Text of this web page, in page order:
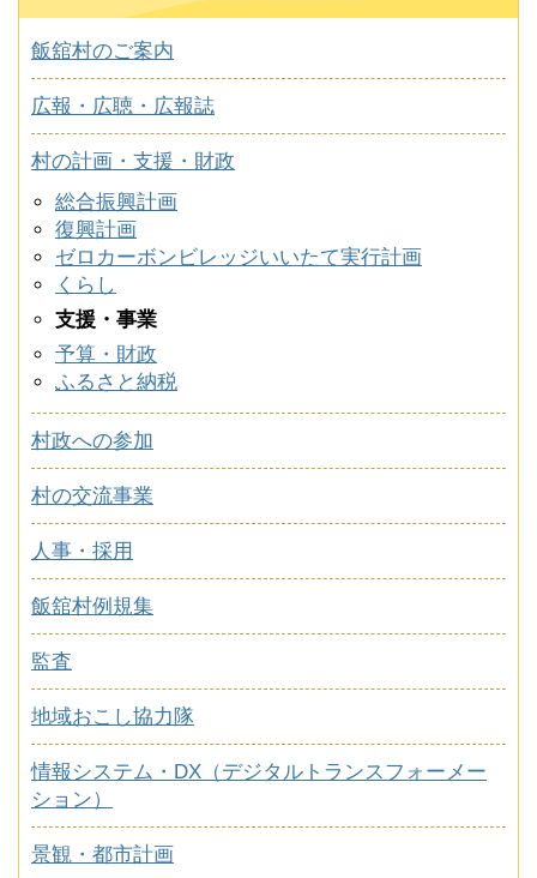
飯舘村のご案内
広報・広聴・広報誌
村の計画・支援・財政
総合振興計画
復興計画
ゼロカーボンビレッジいいたて実行計画
くらし
支援・事業
予算・財政
ふるさと納税
村政への参加
村の交流事業
人事・採用
飯舘村例規集
監査
地域おこし協力隊
情報システム・DX（デジタルトランスフォーメー
ション）
景観・都市計画